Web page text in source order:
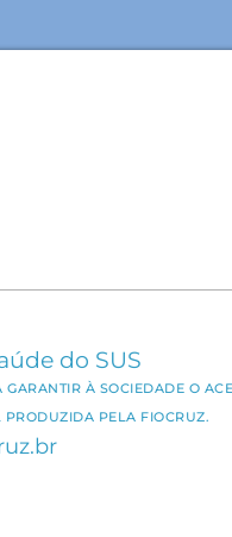
do SUS
À SOCIEDADE O
PRODUZIDA PELA FIOCRUZ.